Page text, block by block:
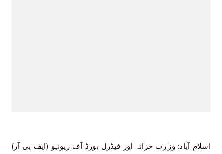
اسلام آباد: وزارت خزانہ اور فیڈرل بورڈ آف ریونیو (ایف بی آر)